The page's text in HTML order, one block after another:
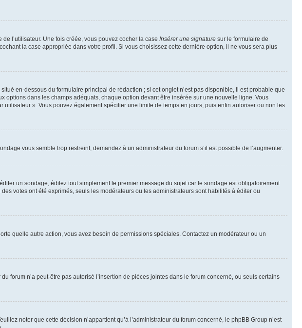
l’utilisateur. Une fois créée, vous pouvez cocher la case Insérer une signature sur le formulaire de
la case appropriée dans votre profil. Si vous choisissez cette dernière option, il ne vous sera plus
en-dessous du formulaire principal de rédaction ; si cet onglet n’est pas disponible, il est probable que
dans les champs adéquats, chaque option devant être insérée sur une nouvelle ligne. Vous
». Vous pouvez également spécifier une limite de temps en jours, puis enfin autoriser ou non les
vous semble trop restreint, demandez à un administrateur du forum s’il est possible de l’augmenter.
un sondage, éditez tout simplement le premier message du sujet car le sondage est obligatoirement
votes ont été exprimés, seuls les modérateurs ou les administrateurs sont habilités à éditer ou
quelle autre action, vous avez besoin de permissions spéciales. Contactez un modérateur ou un
forum n’a peut-être pas autorisé l’insertion de pièces jointes dans le forum concerné, ou seuls certains
noter que cette décision n’appartient qu’à l’administrateur du forum concerné, le phpBB Group n’est